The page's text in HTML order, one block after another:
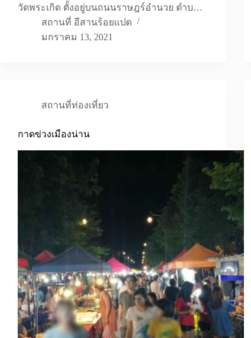
วัดพระเกิด ตั้งอยู่บนถนนราษฎร์อำนวย ตำบ…
สถานที่ อีสานร้อยแปด
มกราคม 13, 2021
สถานที่ท่องเที่ยว
กาดข่วงเมืองน่าน